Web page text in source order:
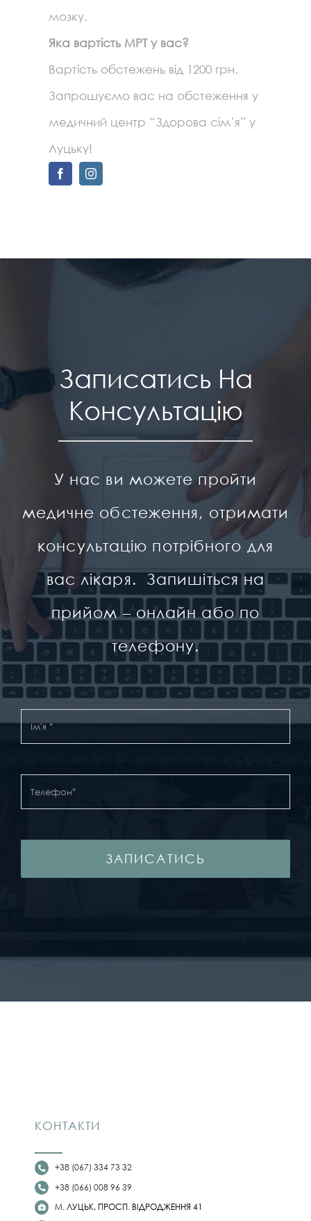
мозку.
Яка вартість МРТ у вас?
Вартість обстежень від 1200 грн.
Запрошуємо вас на обстеження у
медичний центр “Здорова сім’я” у
Луцьку!
Записатись На
Консультацію
У нас ви можете пройти
медичне обстеження, отримати
консультацію потрібного для
вас лікаря. Запишіться на
прийом – онлайн або по
телефону.
ЗАПИСАТИСЬ
КОНТАКТИ
+38 (067) 334 73 32
+38 (066) 008 96 39
М. ЛУЦЬК, ПРОСП. ВІДРОДЖЕННЯ 41